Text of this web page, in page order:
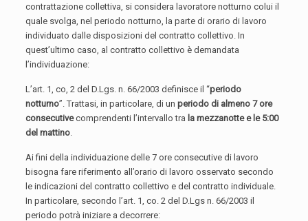
contrattazione collettiva, si considera lavoratore notturno colui il
quale svolga, nel periodo notturno, la parte di orario di lavoro
individuato dalle disposizioni del contratto collettivo. In
quest’ultimo caso, al contratto collettivo è demandata
l’individuazione:
L’art. 1, co, 2 del D.Lgs. n. 66/2003 definisce il “periodo
notturno”. Trattasi, in particolare, di unperiodo di almeno 7 ore
consecutivecomprendenti l’intervallo tra la mezzanotte e le 5:00
del mattino.
Ai fini della individuazione delle 7 ore consecutive di lavoro
bisogna fare riferimento all’orario di lavoro osservato secondo
le indicazioni del contratto collettivo e del contratto individuale.
In particolare, secondo l’art. 1, co. 2 del D.Lgs n. 66/2003 il
periodo potrà iniziare a decorrere: